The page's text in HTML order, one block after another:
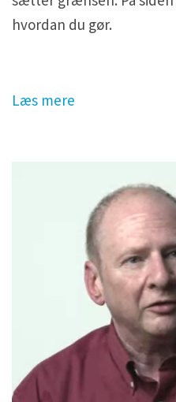
hvordan du gør.
Læs mere